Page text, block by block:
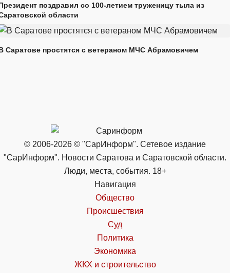
поздравил со 100-летием труженицу тыла из
области
Саратове простятся с ветераном МЧС Абрамовичем
© 2006-2026 © "СарИнформ". Сетевое издание
"СарИнформ". Новости Саратова и Саратовской области.
Люди, места, события. 18+
Навигация
Общество
Происшествия
Суд
Политика
Экономика
ЖКХ и строительство